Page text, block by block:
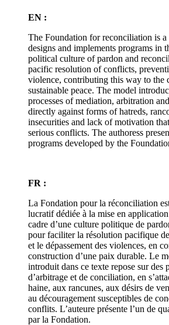
EN :
The Foundation for reconciliation is
designs and implements programs in
political culture of pardon and
pacific resolution of conflicts,
violence, contributing this way to the
sustainable peace. The model
processes of mediation, arbitration
directly against forms of hatreds,
insecurities and lack of motivation
serious conflicts. The authoress
programs developed by the
FR :
La Fondation pour la réconciliation
lucratif dédiée à la mise en
cadre d’une culture politique de
pour faciliter la résolution pacifique
et le dépassement des violences, en
construction d’une paix durable. Le
introduit dans ce texte repose sur des
d’arbitrage et de conciliation, en
haine, aux rancunes, aux désirs de
au découragement susceptibles de
conflits. L’auteure présente l’un de
par la Fondation.